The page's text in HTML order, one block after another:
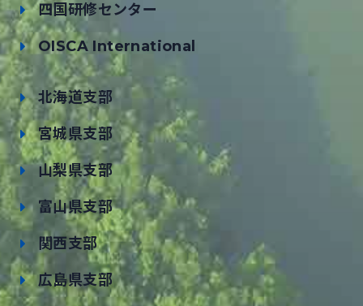
四国研修センター
OISCA International
北海道支部
宮城県支部
山梨県支部
富山県支部
関西支部
広島県支部